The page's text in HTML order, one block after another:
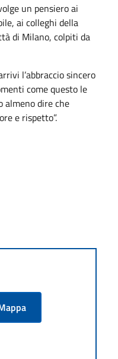
un pensiero ai
ai colleghi della
di Milano, colpiti da
l’abbraccio sincero
come questo le
almeno dire che
e rispetto”.